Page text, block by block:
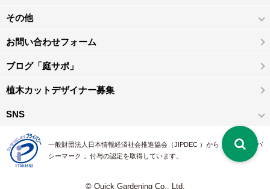
その他
お問い合わせフォーム
ブログ「庭サポ」
植木カットデザイナー募集
SNS
一般財団法人日本情報経済社会推進協会（JIPDEC ）から 、「 プライバ
シーマーク 」付与の認定を取得しています。
© Quick Gardening Co., Ltd.